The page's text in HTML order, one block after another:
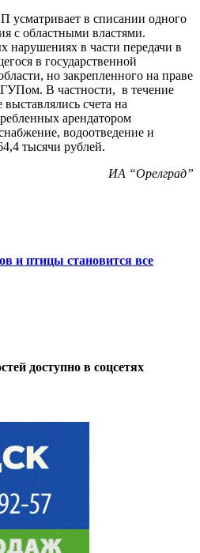
усматривает в списании одного
с областными властями.
нарушениях в части передачи в
в государственной
но закрепленного на праве
ГУПом. В частности, в течение
выставлялись счета на
арендатором
водоотведение и
тысячи рублей.
ИА “Орелград”
и птицы становится все
доступно в соцсетях